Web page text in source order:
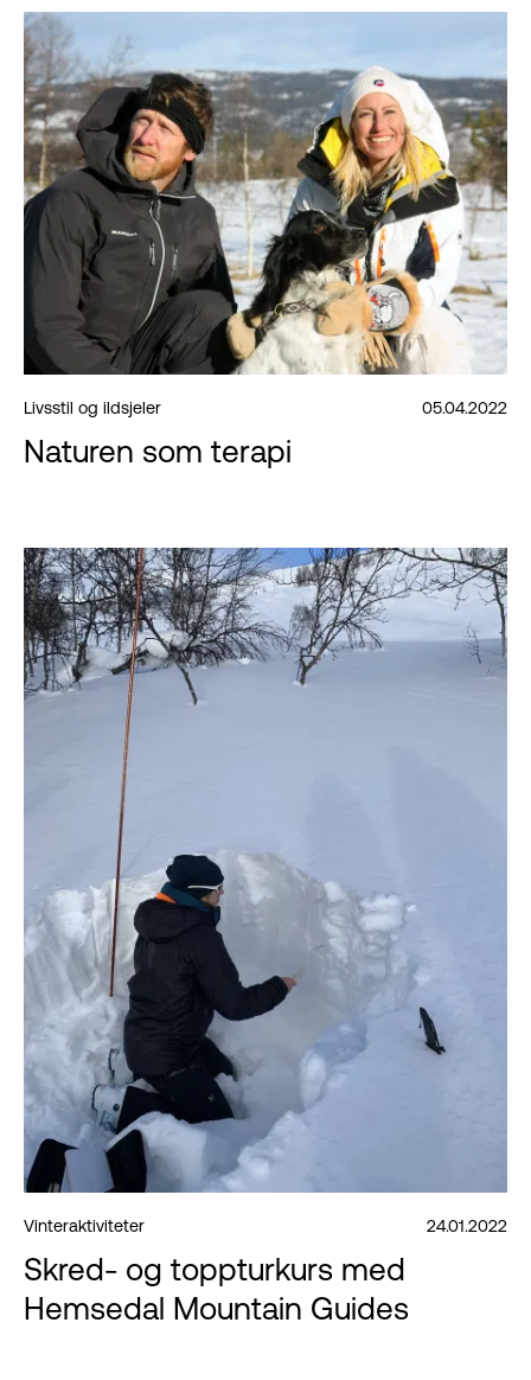
Livsstil og ildsjeler 05.04.2022
Naturen som terapi
Vinteraktiviteter 24.01.2022
Skred- og toppturkurs med
Hemsedal Mountain Guides